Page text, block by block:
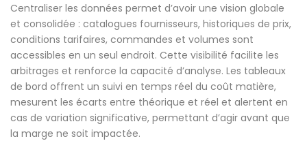
Centraliser les données permet d’avoir une vision globale
et consolidée : catalogues fournisseurs, historiques de prix,
conditions tarifaires, commandes et volumes sont
accessibles en un seul endroit. Cette visibilité facilite les
arbitrages et renforce la capacité d’analyse. Les tableaux
de bord offrent un suivi en temps réel du coût matière,
mesurent les écarts entre théorique et réel et alertent en
cas de variation significative, permettant d’agir avant que
la marge ne soit impactée.